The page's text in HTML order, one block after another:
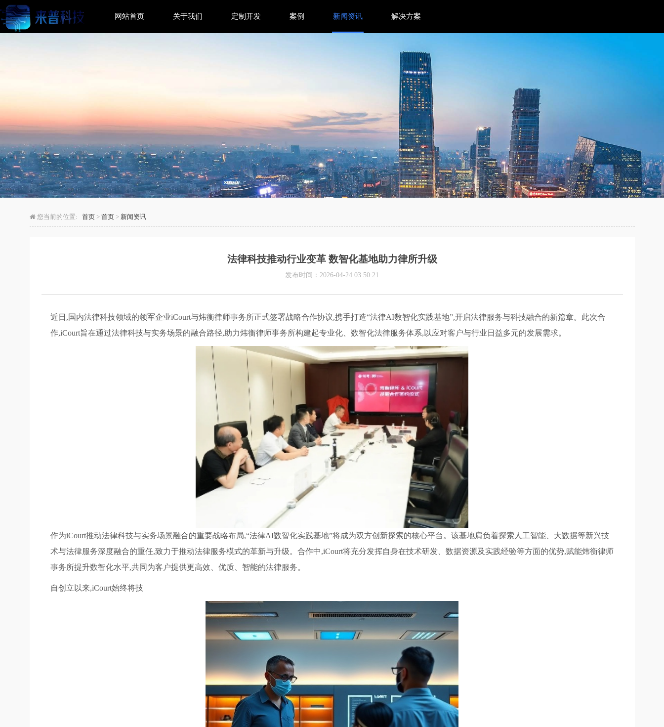
法律科技推动行业变革 数智化基地助力律所升级
网站首页 关于我们 定制开发 案例 新闻资讯 解决方案
您当前的位置: 首页 > 首页 > 新闻资讯
法律科技推动行业变革 数智化基地助力律所升级
发布时间：2026-04-24 03:50:21
近日,国内法律科技领域的领军企业iCourt与炜衡律师事务所正式签署战略合作协议,携手打造“法律AI数智化实践基地”,开启法律服务与科技融合的新篇章。此次合
作,iCourt旨在通过法律科技与实务场景的融合路径,助力炜衡律师事务所构建起专业化、数智化法律服务体系,以应对客户与行业日益多元的发展需求。
作为iCourt推动法律科技与实务场景融合的重要战略布局,“法律AI数智化实践基地”将成为双方创新探索的核心平台。该基地肩负着探索人工智能、大数据等新兴技
术与法律服务深度融合的重任,致力于推动法律服务模式的革新与升级。合作中,iCourt将充分发挥自身在技术研发、数据资源及实践经验等方面的优势,赋能炜衡律师
事务所提升数智化水平,共同为客户提供更高效、优质、智能的法律服务。
自创立以来,iCourt始终将技